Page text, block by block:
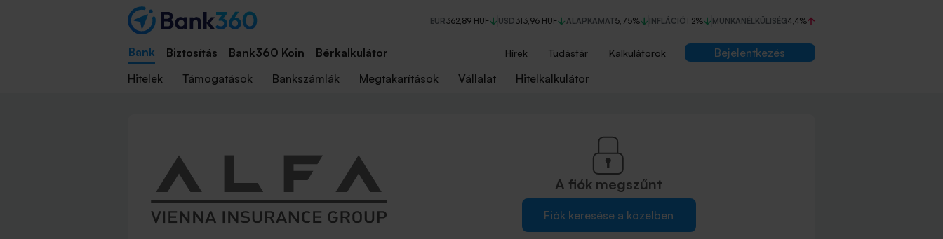
EUR362,89 HUF USD313,96 HUF ALAPKAMAT5,75% INFLÁCIÓ1,2% MUNKANÉLKÜLISÉG4,4%
Bank Biztosítás Bank360 Koin Bérkalkulátor Hírek Tudástár Kalkulátorok
Bejelentkezés
Hitelek
Támogatások Bankszámlák Megtakarítások Vállalat Hitelkalkulátor
A fiók megszűnt
Fiók keresése a közelben